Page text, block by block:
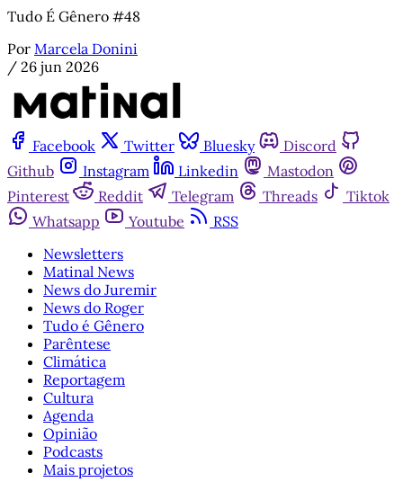
Tudo É Gênero #48
Por Marcela Donini
/ 26 jun 2026
Facebook Twitter Bluesky
Discord
Github
Instagram Linkedin
Mastodon
Pinterest
Reddit Telegram Threads
Tiktok
Whatsapp
Youtube
RSS
Newsletters
Matinal News
News do Juremir
News do Roger
Tudo é Gênero
Parêntese
Climática
Reportagem
Cultura
Agenda
Opinião
Podcasts
Mais projetos